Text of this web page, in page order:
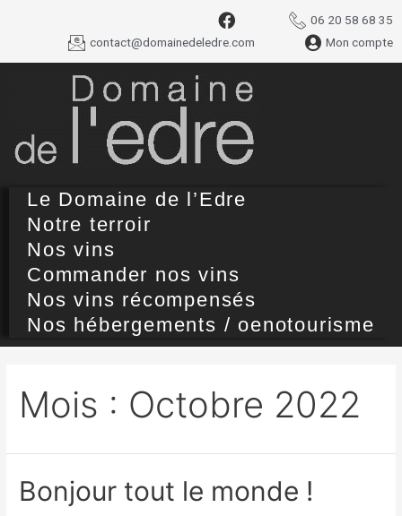
06 20 58 68 35
contact@domainedeledre.com
Mon compte
Le Domaine de l’Edre
Notre terroir
Nos vins
Commander nos vins
Nos vins récompensés
Nos hébergements / oenotourisme
Mois : Octobre 2022
Bonjour tout le monde !